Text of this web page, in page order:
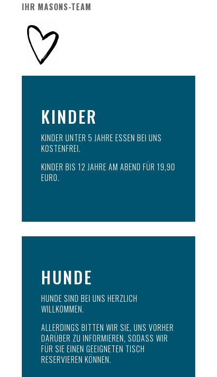
IHR MASONS-TEAM
KINDER
KINDER UNTER 5 JAHRE ESSEN BEI UNS
KOSTENFREI.
KINDER BIS 12 JAHRE AM ABEND FÜR 19,90
EURO.
HUNDE
HUNDE SIND BEI UNS HERZLICH
WILLKOMMEN.
ALLERDINGS BITTEN WIR SIE, UNS VORHER
DARÜBER ZU INFORMIEREN, SODASS WIR
FÜR SIE EINEN GEEIGNETEN TISCH
RESERVIEREN KÖNNEN.